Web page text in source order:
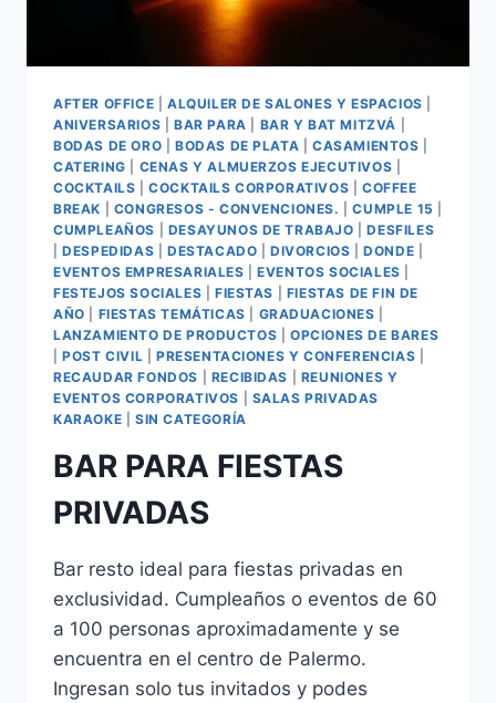
AFTER OFFICE ALQUILER DE SALONES Y ESPACIOS
ANIVERSARIOS
BAR PARA BAR Y BAT MITZVÁ
BODAS DE ORO
BODAS DE PLATA |CASAMIENTOS
CATERING
CENAS Y ALMUERZOS EJECUTIVOS
COCKTAILS |COCKTAILS CORPORATIVOS |COFFEE
BREAK
CONGRESOS - CONVENCIONES. |CUMPLE 15
CUMPLEAÑOS
DESAYUNOS DE TRABAJO |DESFILES
|DESPEDIDAS DESTACADO |DIVORCIOS |DONDE
EVENTOS EMPRESARIALES |EVENTOS SOCIALES
FESTEJOS SOCIALES
FIESTAS
FIESTAS DE FIN DE
AÑO
FIESTAS TEMÁTICAS GRADUACIONES
LANZAMIENTO DE PRODUCTOS |OPCIONES DE BARES
|POST CIVIL PRESENTACIONES Y CONFERENCIAS
RECAUDAR FONDOS
RECIBIDAS
REUNIONES Y
EVENTOS CORPORATIVOS
SALAS PRIVADAS
KARAOKE
SIN CATEGORÍA
BAR PARA FIESTAS
PRIVADAS
Bar resto ideal para fiestas privadas en
exclusividad. Cumpleaños o eventos de 60
a 100 personas aproximadamente y se
encuentra en el centro de Palermo.
Ingresan solo tus invitados y podes